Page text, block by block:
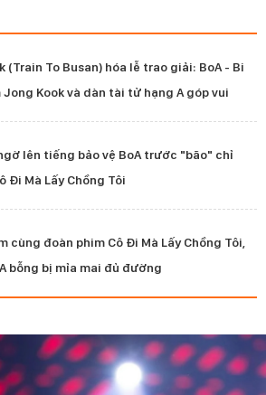
(Train To Busan) hóa lễ trao giải: BoA - Bi
Jong Kook và dàn tài tử hạng A góp vui
lên tiếng bảo vệ BoA trước "bão" chỉ
Đi Mà Lấy Chồng Tôi
cùng đoàn phim Cô Đi Mà Lấy Chồng Tôi,
bỗng bị mỉa mai đủ đường